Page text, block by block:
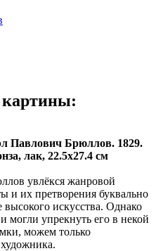
Павлович Брюллов. 1829.
лак, 22.5х27.4 см
увлёкся жанровой
и их претворения буквально
искусства. Однако
могли упрекнуть его в некой
можем только